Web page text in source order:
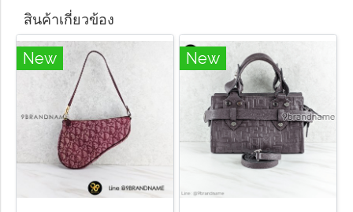
สินค้าเกี่ยวข้อง
New New